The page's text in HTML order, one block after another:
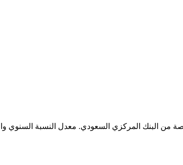
من البنك المركزي السعودي. معدل النسبة السنوي